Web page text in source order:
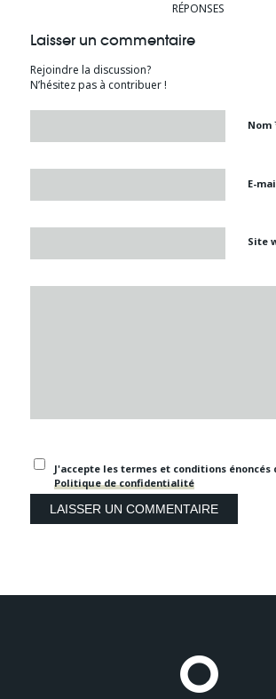
RÉPONSES
Laisser un commentaire
Rejoindre la discussion?
N’hésitez pas à contribuer !
Nom
E-
Site
J'accepte les termes et conditions énoncés
Politique de confidentialité